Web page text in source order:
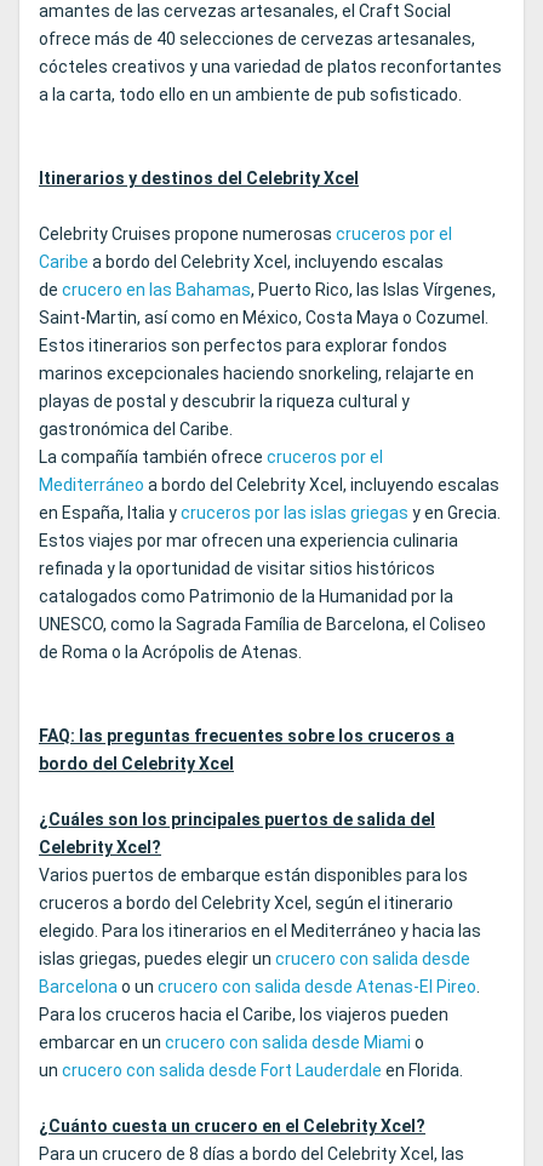
amantes de las cervezas artesanales, el Craft Social
ofrece más de 40 selecciones de cervezas artesanales,
cócteles creativos y una variedad de platos reconfortantes
a la carta, todo ello en un ambiente de pub sofisticado.
Itinerarios y destinos del Celebrity Xcel
Celebrity Cruises propone numerosas cruceros por el
Caribe a bordo del Celebrity Xcel, incluyendo escalas
de crucero en las Bahamas, Puerto Rico, las Islas Vírgenes,
Saint-Martin, así como en México, Costa Maya o Cozumel.
Estos itinerarios son perfectos para explorar fondos
marinos excepcionales haciendo snorkeling, relajarte en
playas de postal y descubrir la riqueza cultural y
gastronómica del Caribe.
La compañía también ofrece cruceros por el
Mediterráneo a bordo del Celebrity Xcel, incluyendo escalas
en España, Italia ycruceros por las islas griegas y en Grecia.
Estos viajes por mar ofrecen una experiencia culinaria
refinada y la oportunidad de visitar sitios históricos
catalogados como Patrimonio de la Humanidad por la
UNESCO, como la Sagrada Família de Barcelona, el Coliseo
de Roma o la Acrópolis de Atenas.
FAQ: las preguntas frecuentes sobre los cruceros a
bordo del Celebrity Xcel
¿Cuáles son los principales puertos de salida del
Celebrity Xcel?
Varios puertos de embarque están disponibles para los
cruceros a bordo del Celebrity Xcel, según el itinerario
elegido. Para los itinerarios en el Mediterráneo y hacia las
islas griegas, puedes elegir un crucero con salida desde
Barcelonao un crucero con salida desde Atenas-El Pireo.
Para los cruceros hacia el Caribe, los viajeros pueden
embarcar en un crucero con salida desde Miami o
un crucero con salida desde Fort Lauderdale en Florida.
¿Cuánto cuesta un crucero en el Celebrity Xcel?
Para un crucero de 8 días a bordo del Celebrity Xcel, las